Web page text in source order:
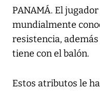
PANAMÁ. El
mundialmente
resistencia,
tiene con el balón.
Estos atributos le